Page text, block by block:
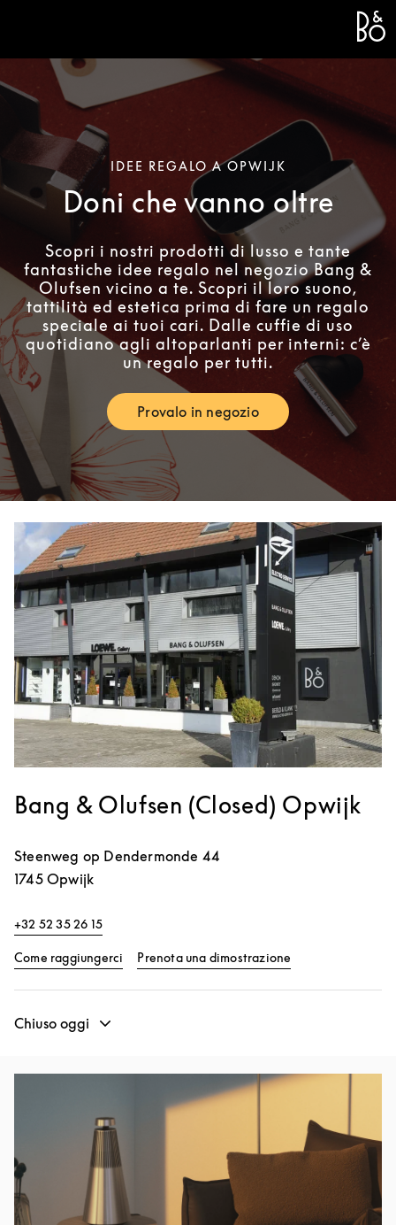
IDEE REGALO A OPWIJK
Doni che vanno oltre
Scopri i nostri prodotti di lusso e tante
fantastiche idee regalo nel negozio Bang &
Olufsen vicino a te. Scopri il loro suono,
tattilità ed estetica prima di fare un regalo
speciale ai tuoi cari. Dalle cuffie di uso
quotidiano agli altoparlanti per interni: c’è
un regalo per tutti.
Provalo in negozioLink Opens in New Tab
Bang & Olufsen (Closed) Opwijk
Steenweg op Dendermonde 44
1745 Opwijk
+32 52 35 26 15
Come raggiungerci Link Opens in New Tab
Prenota una dimostrazione
Chiuso oggi